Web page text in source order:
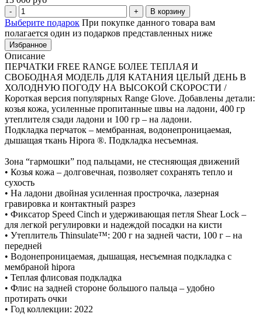
В корзину
Выберите подарок При покупке данного товара вам
полагается один из подарков представленных ниже
Избранное
Описание
ПЕРЧАТКИ FREE RANGE БОЛЕЕ ТЕПЛАЯ И
СВОБОДНАЯ МОДЕЛЬ ДЛЯ КАТАНИЯ ЦЕЛЫЙ ДЕНЬ В
ХОЛОДНУЮ ПОГОДУ НА ВЫСОКОЙ СКОРОСТИ /
Короткая версия популярных Range Glove. Добавлены детали:
козья кожа, усиленные пропитанные швы на ладони, 400 гр
утеплителя сзади ладони и 100 гр – на ладони.
Подкладка перчаток – мембранная, водонепроницаемая,
дышащая ткань Hipora ®. Подкладка несъемная.
Зона “гармошки” под пальцами, не стесняющая движений
• Козья кожа – долговечная, позволяет сохранять тепло и
сухость
• На ладони двойная усиленная прострочка, лазерная
гравировка и контактный разрез
• Фиксатор Speed Cinch и удерживающая петля Shear Lock –
для легкой регулировки и надеждой посадки на кисти
• Утеплитель Thinsulate™: 200 г на задней части, 100 г – на
передней
• Водонепроницаемая, дышащая, несъемная подкладка с
мембраной hipora
• Теплая флисовая подкладка
• Флис на задней стороне большого пальца – удобно
протирать очки
• Год коллекции: 2022